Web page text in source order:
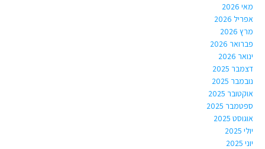
מאי 2026
אפריל 2026
מרץ 2026
פברואר 2026
ינואר 2026
דצמבר 2025
נובמבר 2025
אוקטובר 2025
ספטמבר 2025
אוגוסט 2025
יולי 2025
יוני 2025